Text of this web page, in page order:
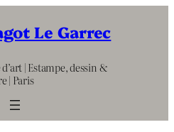
Le Garrec
| Estampe, dessin &
| Paris